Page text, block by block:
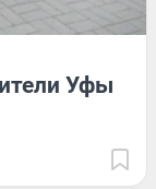
Уфы